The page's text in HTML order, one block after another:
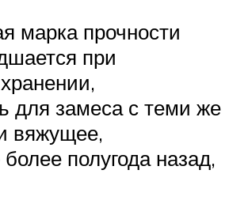
марка прочности
при
для замеса с теми же
вяжущее,
полугода назад,